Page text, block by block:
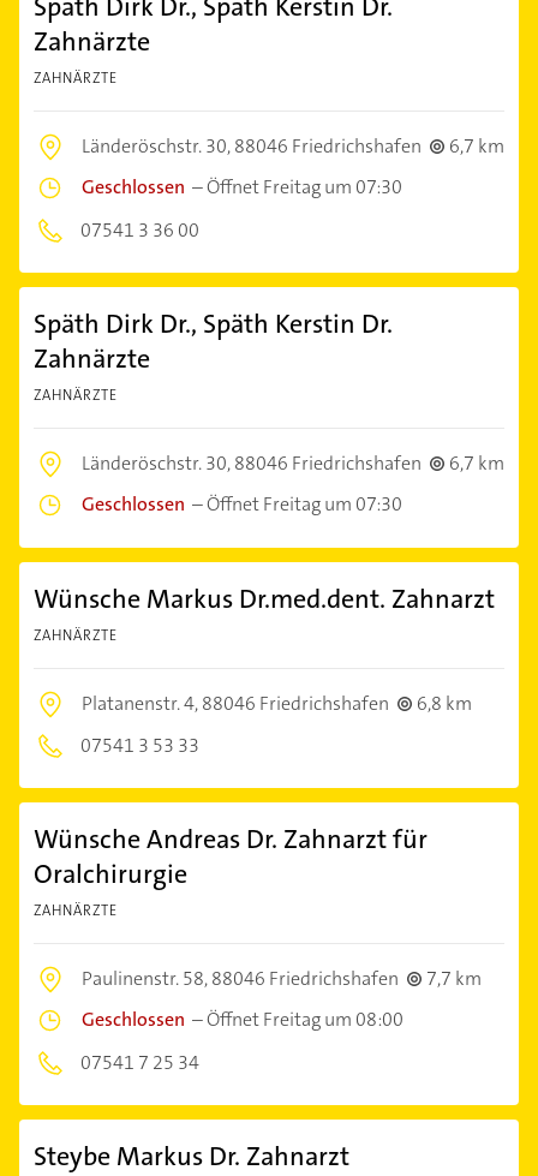
Späth Dirk Dr., Späth Kerstin Dr.
Zahnärzte
ZAHNÄRZTE
Länderöschstr. 30,88046 Friedrichshafen
6,7 km
Geschlossen –Öffnet Freitag um 07:30
07541 3 36 00
Späth Dirk Dr., Späth Kerstin Dr.
Zahnärzte
ZAHNÄRZTE
Länderöschstr. 30,88046 Friedrichshafen
6,7 km
Geschlossen –Öffnet Freitag um 07:30
Wünsche Markus Dr.med.dent. Zahnarzt
ZAHNÄRZTE
Platanenstr. 4,88046 Friedrichshafen
6,8 km
07541 3 53 33
Wünsche Andreas Dr. Zahnarzt für
Oralchirurgie
ZAHNÄRZTE
Paulinenstr. 58,88046 Friedrichshafen
7,7 km
Geschlossen –Öffnet Freitag um 08:00
07541 7 25 34
Steybe Markus Dr. Zahnarzt